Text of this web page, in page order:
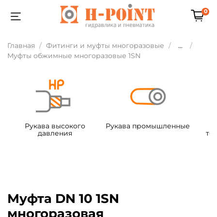
0
Главная Фитинги и муфты многоразовые
...
Муфты обжимные многоразовые 1SN
Рукава высокого
давления
Рукава промышленные
Муфта DN 10 1SN
многоразовая